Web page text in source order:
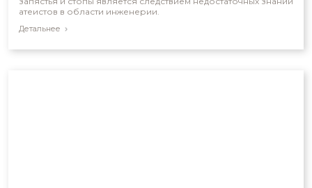
атеистов в области инженерии.
Детальнее